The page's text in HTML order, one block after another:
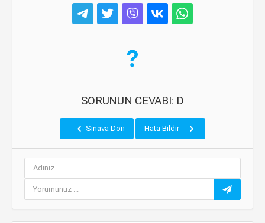
SORUNUN CEVABI: D
Sınava Dön Hata Bildir